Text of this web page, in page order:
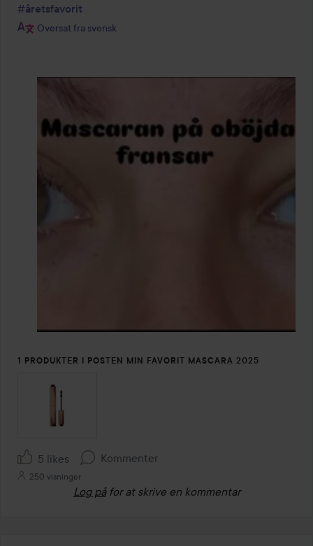
#åretsfavorit
Oversat fra svensk
1 PRODUKTER I POSTEN MIN FAVORIT MASCARA 2025
5 likes Kommenter
250 visninger
Log på for at skrive en kommentar